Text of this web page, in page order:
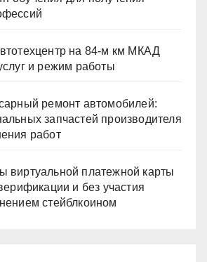
на 84-м км МКАД
и режим работы
ремонт автомобилей:
запчастей производителя
работ
виртуальной платежной карты
и без участия
стейблкоином